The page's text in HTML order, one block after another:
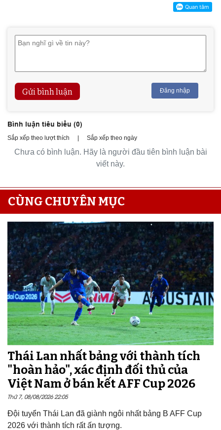
Gửi bình luận Đăng nhập
Bình luận tiêu biểu (0)
Sắp xếp theo lượt thích | Sắp xếp theo ngày
Chưa có bình luận. Hãy là người đầu tiên bình luận bài
viết này.
CÙNG CHUYÊN MỤC
Thái Lan nhất bảng với thành tích
"hoàn hảo", xác định đối thủ của
Việt Nam ở bán kết AFF Cup 2026
Thứ 7, 08/08/2026 22:05
Đội tuyển Thái Lan đã giành ngôi nhất bảng B AFF Cup
2026 với thành tích rất ấn tượng.